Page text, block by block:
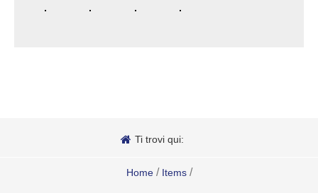
Ti trovi qui:
Home / Items /